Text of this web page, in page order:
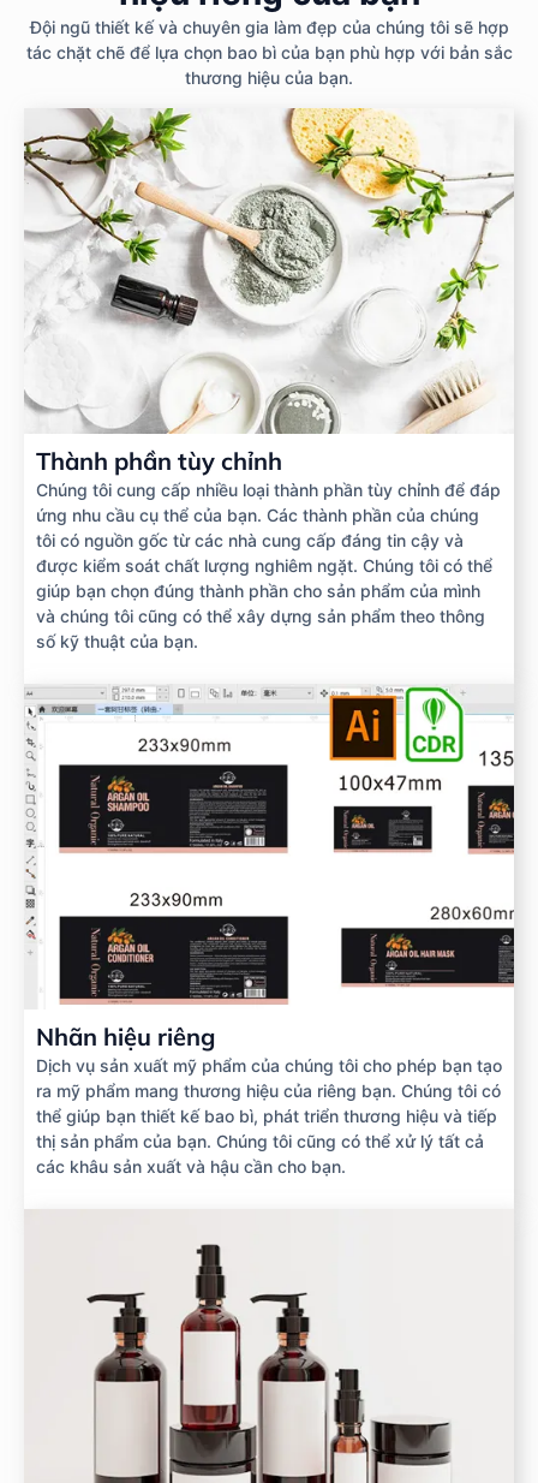
Đội ngũ thiết kế và chuyên gia làm đẹp của chúng tôi sẽ hợp
tác chặt chẽ để lựa chọn bao bì của bạn phù hợp với bản sắc
thương hiệu của bạn.
Thành phần tùy chỉnh
Chúng tôi cung cấp nhiều loại thành phần tùy chỉnh để đáp
ứng nhu cầu cụ thể của bạn. Các thành phần của chúng
tôi có nguồn gốc từ các nhà cung cấp đáng tin cậy và
được kiểm soát chất lượng nghiêm ngặt. Chúng tôi có thể
giúp bạn chọn đúng thành phần cho sản phẩm của mình
và chúng tôi cũng có thể xây dựng sản phẩm theo thông
số kỹ thuật của bạn.
Nhãn hiệu riêng
Dịch vụ sản xuất mỹ phẩm của chúng tôi cho phép bạn tạo
ra mỹ phẩm mang thương hiệu của riêng bạn. Chúng tôi có
thể giúp bạn thiết kế bao bì, phát triển thương hiệu và tiếp
thị sản phẩm của bạn. Chúng tôi cũng có thể xử lý tất cả
các khâu sản xuất và hậu cần cho bạn.